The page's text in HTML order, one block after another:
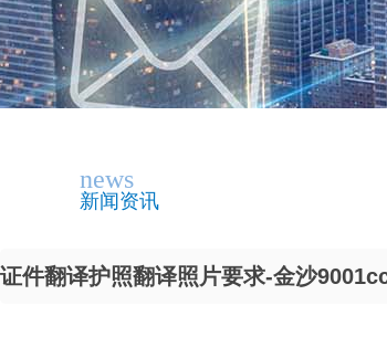
news
新闻资讯
证件翻译护照翻译照片要求-金沙